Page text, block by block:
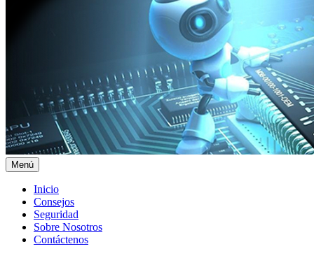
Menú
Menú
principal
Inicio
Consejos
Seguridad
Sobre Nosotros
Contáctenos